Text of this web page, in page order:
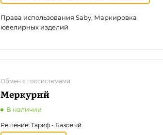
Права использования Saby, Маркировка
ювелирных изделий
Обмен с госсистемами
Меркурий
В наличии
Решение: Тариф - Базовый